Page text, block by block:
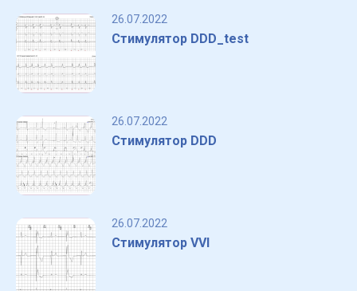
26.07.2022
Стимулятор DDD_test
26.07.2022
Стимулятор DDD
26.07.2022
Стимулятор VVI